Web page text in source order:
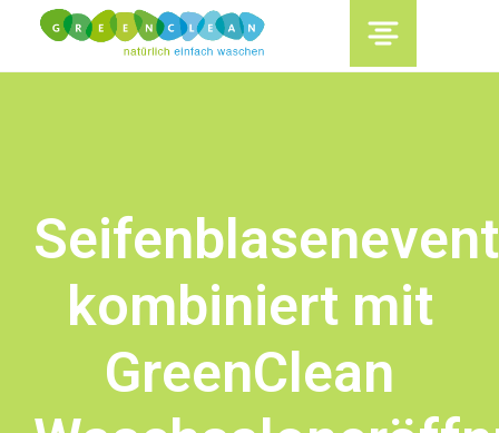
content
Seifenblasenevent
kombiniert mit
GreenClean